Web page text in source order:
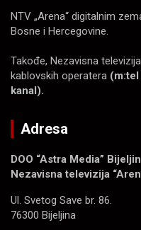
NTV „Arena“ digitalnim
Bosne i Hercegovine.
Takođe, Nezavisna
kablovskih operatera
kanal).
Adresa
DOO “Astra Media”
Nezavisna televizija
Ul. Svetog Save br. 86.
76300 Bijeljina